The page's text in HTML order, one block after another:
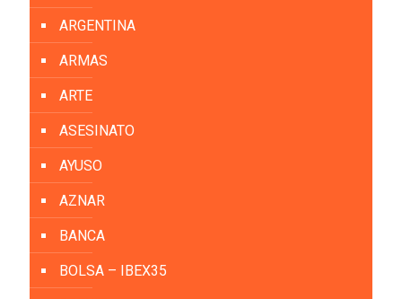
ARGENTINA
ARMAS
ARTE
ASESINATO
AYUSO
AZNAR
BANCA
BOLSA – IBEX35